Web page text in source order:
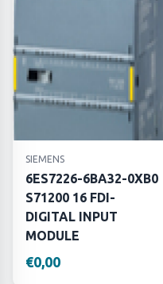
SIEMENS
6ES7226-6BA32-0XB0
S71200 16 FDI-
DIGITAL INPUT
MODULE
€0,00